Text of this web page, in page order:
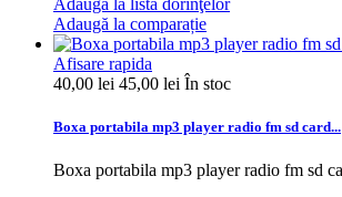
Adaugă la comparație
Afisare rapida
40,00 lei 45,00 lei În stoc
Boxa portabila mp3 player radio fm sd card...
Boxa portabila mp3 player radio fm sd